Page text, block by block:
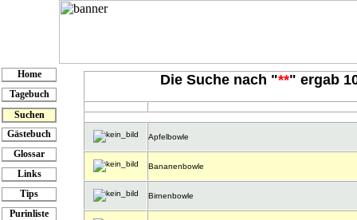
Home
Tagebuch
Suchen
Gästebuch
Glossar
Links
Tips
Purinliste
Die Suche nach "**" ergab
Apfelbowle
Bananenbowle
Birnenbowle